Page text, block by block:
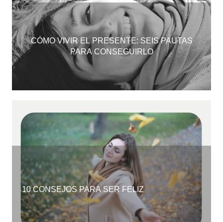
CÓMO VIVIR EL PRESENTE: SEIS PAUTAS
PARA CONSEGUIRLO
10 CONSEJOS PARA SER FELIZ